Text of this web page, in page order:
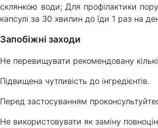
склянкою води; Для профілактики
капсулі за 30 хвилин до їди 1 раз на
Запобіжні заходи
Не перевищувати рекомендовану
Підвищена чутливість до інгредієнтів.
Перед застосуванням
Не використовувати як заміну